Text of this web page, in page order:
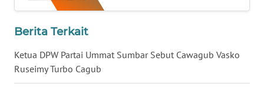
Berita Terkait
Ketua DPW Partai Ummat Sumbar Sebut Cawagub Vasko
Ruseimy Turbo Cagub
WN
KALBAR
WN
KALTENG